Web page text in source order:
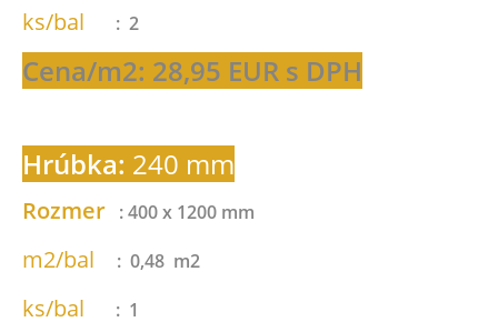
ks/bal : 2
Cena/m2: 28,95 EUR s DPH
Hrúbka: 240 mm
Rozmer : 400 x 1200 mm
m2/bal : 0,48 m2
ks/bal : 1